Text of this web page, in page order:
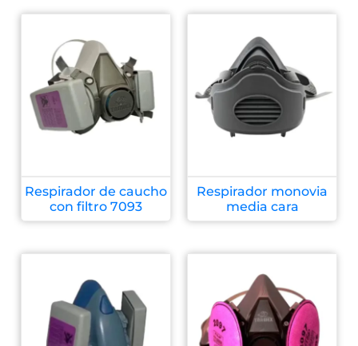
Respirador de caucho
con filtro 7093
Respirador monovia
media cara